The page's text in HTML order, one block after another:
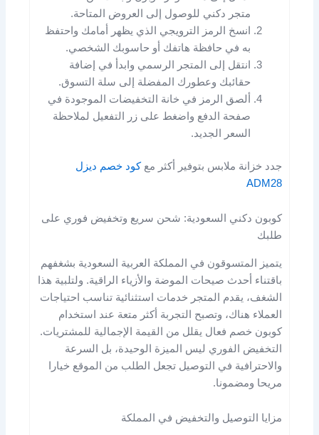
متجر دكني للوصول إلى العروض المتاحة.
انسخ الرمز الترويجي الذي يظهر أمامك واحتفظ
به في حافظة هاتفك أو حاسوبك الشخصي.
انتقل إلى المتجر الرسمي وابدأ في إضافة
حقائبك وعطورك المفضلة إلى سلة التسوق.
ألصق الرمز في خانة التخفيضات الموجودة في
صفحة الدفع واضغط على زر التفعيل لملاحظة
السعر الجديد.
جدد خزانة ملابس بتوفير أكثر معكود خصم ديزل
ADM28
كوبون دكني السعودية: شحن سريع وتخفيض فوري على
طلبك
يتميز المتسوقون في المملكة العربية السعودية بشغفهم
باقتناء أحدث صيحات الموضة والأزياء الراقية. ولتلبية هذا
الشغف، يقدم المتجر خدمات استثنائية تناسب احتياجات
العملاء هناك، وتصبح التجربة أكثر متعة عند استخدام
كوبون خصم فعال يقلل من القيمة الإجمالية للمشتريات.
التخفيض الفوري ليس الميزة الوحيدة، بل السرعة
والاحترافية في التوصيل تجعل الطلب من الموقع خيارا
مريحا ومضمونا.
مزايا التوصيل والتخفيض في المملكة